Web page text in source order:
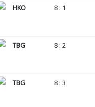
HKO 8 : 1
TBG 8 : 2
TBG 8 : 3